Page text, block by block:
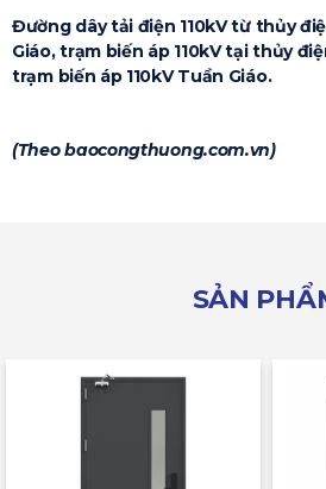
Đường dây tải điện 110kV từ thủy
Giáo, trạm biến áp 110kV tại thủy
trạm biến áp 110kV Tuần Giáo.
(Theo baocongthuong.com.vn)
SẢN